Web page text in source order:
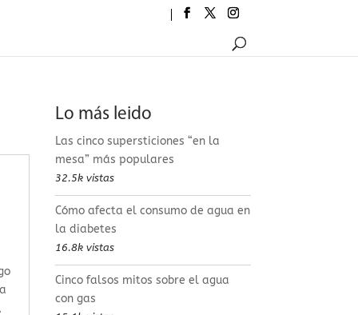
Lo más leido
Las cinco supersticiones “en la
mesa” más populares
32.5k vistas
Cómo afecta el consumo de agua en
la diabetes
16.8k vistas
Cinco falsos mitos sobre el agua
con gas